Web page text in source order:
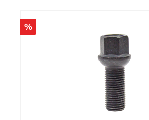
auf Treffen/Ausstellungen (kann easy
werden)Plug and Playrobustes,
Materialmit Doppelseitigen
Marktführer 3MKompatibel mit
Kennzeichen Weltweit auch Deutsche
Wabengrills oder Spezielle
(Bitte per Mail anfragen)
%